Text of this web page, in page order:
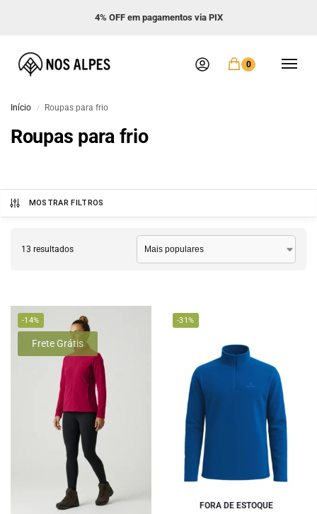
4% OFF em pagamentos via PIX
0
Início / Roupas para frio
Roupas para frio
MOSTRAR FILTROS
13 resultados
-14%
Frete Grátis
-31%
FORA DE ESTOQUE